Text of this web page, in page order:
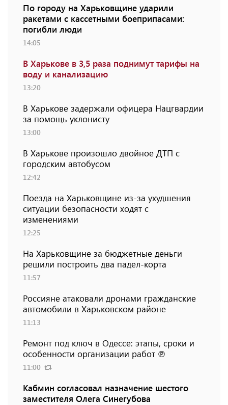
По городу на Харьковщине ударили
ракетами с кассетными боеприпасами:
погибли люди
14:05
В Харькове в 3,5 раза поднимут тарифы на
воду и канализацию
13:20
В Харькове задержали офицера Нацгвардии
за помощь уклонисту
13:00
В Харькове произошло двойное ДТП с
городским автобусом
12:42
Поезда на Харьковщине из-за ухудшения
ситуации безопасности ходят с
изменениями
12:25
На Харьковщине за бюджетные деньги
решили построить два падел-корта
11:57
Россияне атаковали дронами гражданские
автомобили в Харьковском районе
11:13
Ремонт под ключ в Одессе: этапы, сроки и
особенности организации работ ℗
11:00
Кабмин согласовал назначение шестого
заместителя Олега Синегубова